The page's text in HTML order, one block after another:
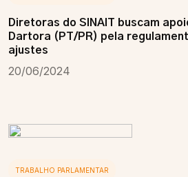
Diretoras do SINAIT buscam
Dartora (PT/PR) pela
ajustes
20/06/2024
TRABALHO PARLAMENTAR